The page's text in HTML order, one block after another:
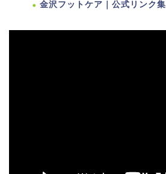
金沢フットケア｜公式リンク集